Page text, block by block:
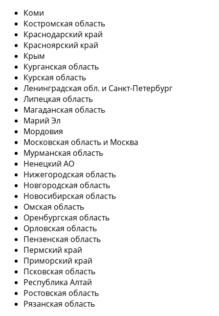
Коми
Костромская область
Краснодарский край
Красноярский край
Крым
Курганская область
Курская область
Ленинградская обл. и Санкт-Петербург
Липецкая область
Магаданская область
Марий Эл
Мордовия
Московская область и Москва
Мурманская область
Ненецкий АО
Нижегородская область
Новгородская область
Новосибирская область
Омская область
Оренбургская область
Орловская область
Пензенская область
Пермский край
Приморский край
Псковская область
Республика Алтай
Ростовская область
Рязанская область